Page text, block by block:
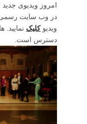
در وب سایت رسمی
ویدیوکلیک نمایید.
دسترس است.